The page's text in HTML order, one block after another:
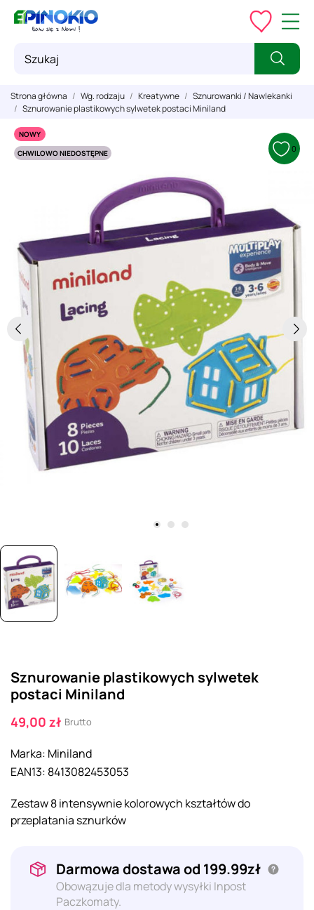
Strona główna Wg. rodzaju Kreatywne
Sznurowanki / Nawlekanki
Sznurowanie plastikowych sylwetek postaci Miniland
NOWY
CHWILOWO NIEDOSTĘPNE
0
Sznurowanie plastikowych sylwetek
postaci Miniland
49,00 zł Brutto
Marka: Miniland
EAN13: 8413082453053
Zestaw 8 intensywnie kolorowych kształtów do
przeplatania sznurków
Darmowa dostawa od 199.99zł
Obowązuje dla metody wysyłki Inpost
Paczkomaty.